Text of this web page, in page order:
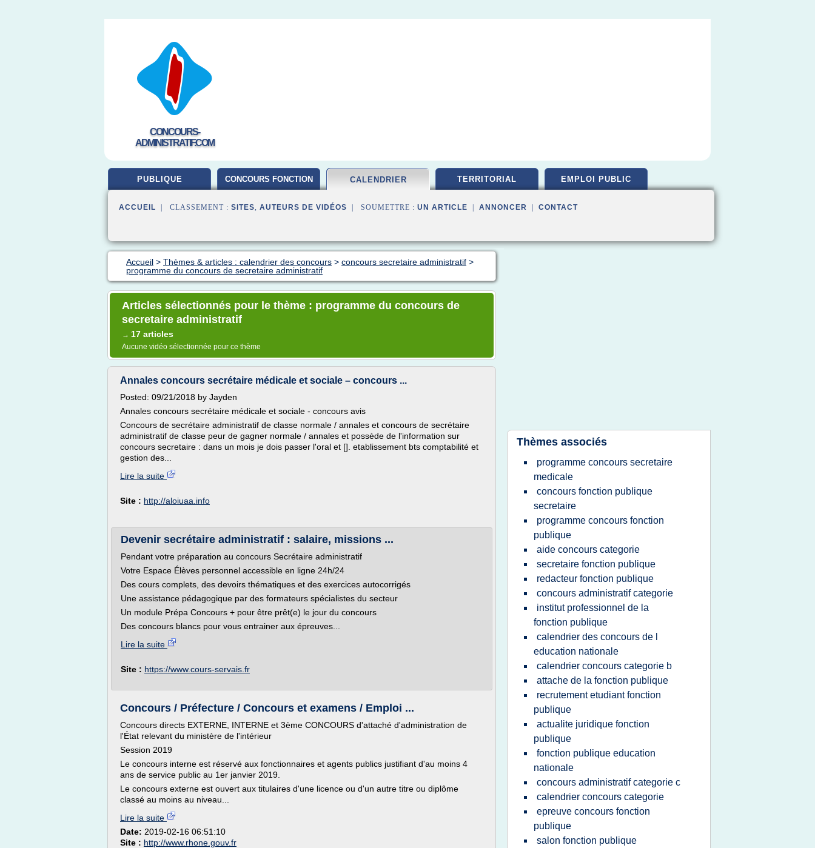
CONCOURS-
ADMINISTRATIF.COM
PUBLIQUE CONCOURS FONCTION CALENDRIER TERRITORIAL EMPLOI PUBLIC
ACCUEIL | CLASSEMENT : SITES, AUTEURS DE VIDÉOS | SOUMETTRE : UN ARTICLE ANNONCER CONTACT
Accueil > Thèmes & articles : calendrier des concours > concours secretaire administratif >
programme du concours de secretaire administratif
Articles sélectionnés pour le thème : programme du concours de
secretaire administratif
→ 17 articles
Aucune vidéo sélectionnée pour ce thème
Annales concours secrétaire médicale et sociale – concours ...
Posted: 09/21/2018 by Jayden
Annales concours secrétaire médicale et sociale - concours avis
Concours de secrétaire administratif de classe normale / annales et concours de secrétaire
administratif de classe peur de gagner normale / annales et possède de l'information sur
concours secretaire : dans un mois je dois passer l'oral et []. etablissement bts comptabilité et
gestion des...
Lire la suite
Site : http://aloiuaa.info
Devenir secrétaire administratif : salaire, missions ...
Pendant votre préparation au concours Secrétaire administratif
Votre Espace Élèves personnel accessible en ligne 24h/24
Des cours complets, des devoirs thématiques et des exercices autocorrigés
Une assistance pédagogique par des formateurs spécialistes du secteur
Un module Prépa Concours + pour être prêt(e) le jour du concours
Des concours blancs pour vous entrainer aux épreuves...
Lire la suite
Site : https://www.cours-servais.fr
Concours / Préfecture / Concours et examens / Emploi ...
Concours directs EXTERNE, INTERNE et 3ème CONCOURS d'attaché d'administration de
l'État relevant du ministère de l'intérieur
Session 2019
Le concours interne est réservé aux fonctionnaires et agents publics justifiant d'au moins 4
ans de service public au 1er janvier 2019.
Le concours externe est ouvert aux titulaires d'une licence ou d'un autre titre ou diplôme
classé au moins au niveau...
Lire la suite
Date: 2019-02-16 06:51:10
Site : http://www.rhone.gouv.fr
Thèmes associés
programme concours secretaire
medicale
concours fonction publique
secretaire
programme concours fonction
publique
aide concours categorie
secretaire fonction publique
redacteur fonction publique
concours administratif categorie
institut professionnel de la
fonction publique
calendrier des concours de l
education nationale
calendrier concours categorie b
attache de la fonction publique
recrutement etudiant fonction
publique
actualite juridique fonction
publique
fonction publique education
nationale
concours administratif categorie c
calendrier concours categorie
epreuve concours fonction
publique
salon fonction publique